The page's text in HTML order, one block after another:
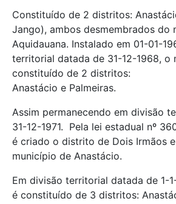
Constituído de 2 distritos:
Jango), ambos desmembrados do
Aquidauana. Instalado em 01-01-
territorial datada de 31-12-1968, o
constituído de 2 distritos:
Anastácio e Palmeiras.
Assim permanecendo em divisão
31-12-1971. Pela lei estadual nº
é criado o distrito de Dois Irmãos
município de Anastácio.
Em divisão territorial datada de 1-
é constituído de 3 distritos: